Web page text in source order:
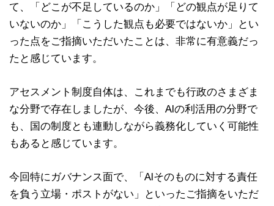
て、「どこが不足しているのか」「どの観点が足りて
いないのか」「こうした観点も必要ではないか」とい
った点をご指摘いただいたことは、非常に有意義だっ
たと感じています。
アセスメント制度自体は、これまでも行政のさまざま
な分野で存在しましたが、今後、AIの利活用の分野で
も、国の制度とも連動しながら義務化していく可能性
もあると感じています。
今回特にガバナンス面で、「AIそのものに対する責任
を負う立場・ポストがない」といったご指摘をいただ